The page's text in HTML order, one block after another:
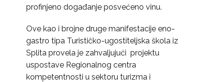
profinjeno događanje posvećeno vinu.
Ove kao i brojne druge manifestacije eno-
gastro tipa Turističko-ugostiteljska škola iz
Splita provela je zahvaljujući projektu
uspostave Regionalnog centra
kompetentnosti u sektoru turizma i